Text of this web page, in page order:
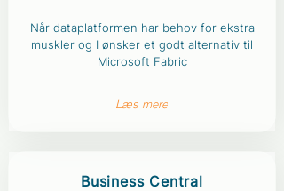
Når dataplatformen har behov for ekstra
muskler og I ønsker et godt alternativ til
Microsoft Fabric
Læs mere
Business Central​